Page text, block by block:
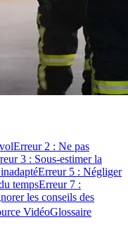
Erreur 2 : Ne pas
3 : Sous-estimer la
Erreur 5 : Négliger
tempsErreur 7 :
les conseils des
VidéoGlossaire